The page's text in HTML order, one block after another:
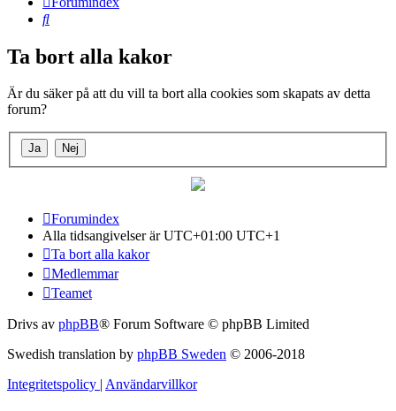
Sök
Ta bort alla kakor
Är du säker på att du vill ta bort alla cookies som skapats av detta
forum?
Forumindex
Alla tidsangivelser är UTC+01:00 UTC+1
Ta bort alla kakor
Medlemmar
Teamet
Drivs av phpBB® Forum Software © phpBB Limited
Swedish translation by phpBB Sweden © 2006-2018
Integritetspolicy | Användarvillkor